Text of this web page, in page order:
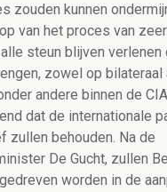
zouden kunnen
van het proces van
steun blijven verlenen
zowel op bilateraal
andere binnen de
dat de internationale
zullen behouden. Na de
De Gucht, zullen
worden in de